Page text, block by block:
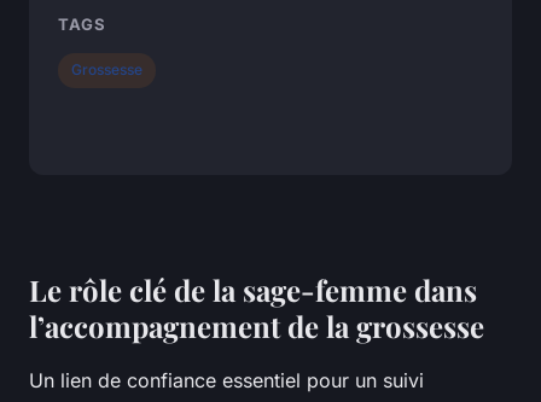
Le rôle clé de la sage-femme dans
l’accompagnement de la grossesse
Un lien de confiance essentiel pour un suivi
TAGS
Grossesse